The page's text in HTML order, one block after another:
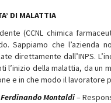
DI MALATTIA
(CCNL chimica
Sappiamo che l’azienda
direttamente dall’INPS.
l’inizio della malattia, da un
e in che modo il lavoratore
Ferdinando Montaldi–